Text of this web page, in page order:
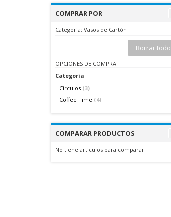
COMPRAR POR
Categoría: Vasos de Cartón
Borrar todo
OPCIONES DE COMPRA
Categoría
Circulos (3)
Coffee Time (4)
COMPARAR PRODUCTOS
No tiene artículos para comparar.